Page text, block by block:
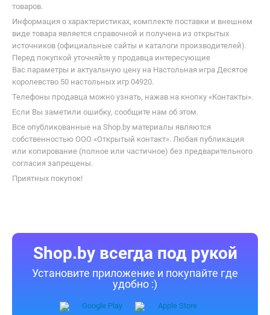
товаров.
Информация о характеристиках, комплекте поставки и внешнем
виде товара является справочной и получена из открытых
источников (официальные сайты и каталоги производителей).
Перед покупкой уточняйте у продавца интересующие
Вас параметры и актуальную цену на Настольная игра Десятое
королевство 50 настольных игр 04920.
Телефоны продавца можно узнать, нажав на кнопку «Контакты».
Если Вы заметили ошибку, сообщите нам об этом.
Все опубликованные на Shop.by материалы являются
собственностью ООО «Открытый контакт». Любая публикация
или копирование (полное или частичное) без предварительного
согласия запрещены.
Приятных покупок!
Shop.by всегда под рукой
Установите приложение и покупайте где
удобно :)